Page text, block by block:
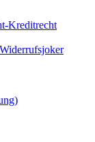
Kreditrecht